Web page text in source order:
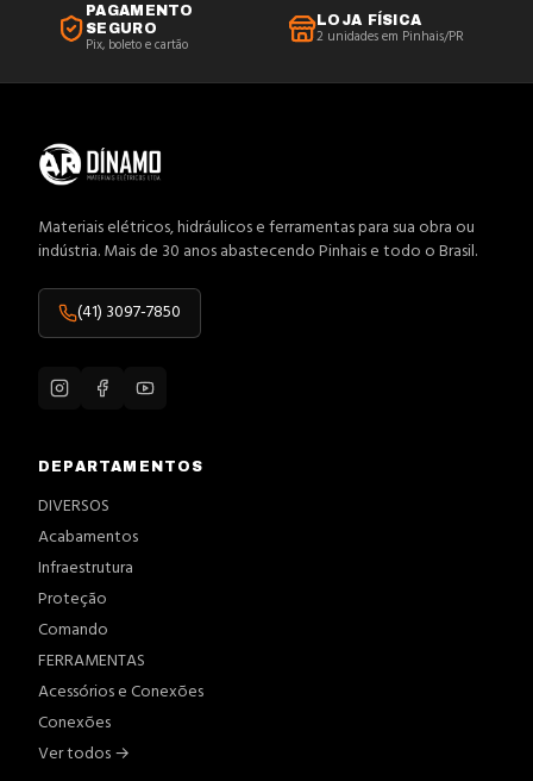
PAGAMENTO
SEGURO
Pix, boleto e cartão
LOJA FÍSICA
2 unidades em Pinhais/PR
Materiais elétricos, hidráulicos e ferramentas para sua obra ou
indústria. Mais de 30 anos abastecendo Pinhais e todo o Brasil.
(41) 3097-7850
DEPARTAMENTOS
DIVERSOS
Acabamentos
Infraestrutura
Proteção
Comando
FERRAMENTAS
Acessórios e Conexões
Conexões
Ver todos →